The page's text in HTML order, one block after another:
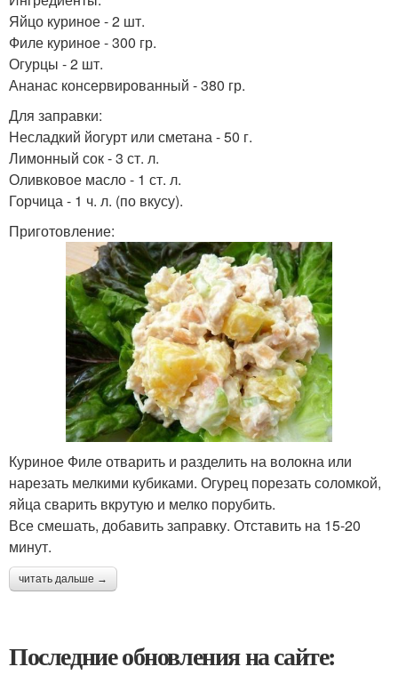
Яйцо куриное - 2 шт.
Филе куриное - 300 гр.
Огурцы - 2 шт.
Ананас консервированный - 380 гр.
Для заправки:
Несладкий йогурт или сметана - 50 г.
Лимонный сок - 3 ст. л.
Оливковое масло - 1 ст. л.
Горчица - 1 ч. л. (по вкусу).
Приготовление:
Куриное Филе отварить и разделить на волокна или
нарезать мелкими кубиками. Огурец порезать соломкой,
яйца сварить вкрутую и мелко порубить.
Все смешать, добавить заправку. Отставить на 15-20
минут.
читать дальше →
Последние обновления на сайте: